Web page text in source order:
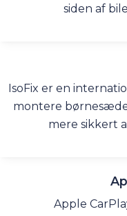
siden af
IsoFix er en
montere
mere sikkert
Apple